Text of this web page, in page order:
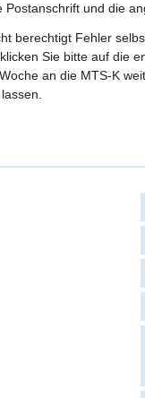
Postanschrift und die
berechtigt Fehler
Sie bitte auf die
an die MTS-K